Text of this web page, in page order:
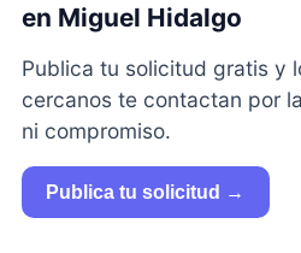
en Miguel Hidalgo
Publica tu solicitud gratis y
cercanos te contactan por
ni compromiso.
Publica tu solicitud →